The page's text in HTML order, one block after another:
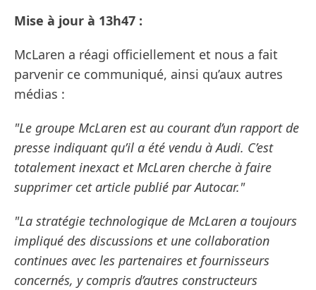
Mise à jour à 13h47 :
McLaren a réagi officiellement et nous a fait
parvenir ce communiqué, ainsi qu’aux autres
médias :
"Le groupe McLaren est au courant d’un rapport de
presse indiquant qu’il a été vendu à Audi. C’est
totalement inexact et McLaren cherche à faire
supprimer cet article publié par Autocar."
"La stratégie technologique de McLaren a toujours
impliqué des discussions et une collaboration
continues avec les partenaires et fournisseurs
concernés, y compris d’autres constructeurs